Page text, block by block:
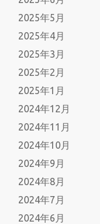
2025年5月
2025年4月
2025年3月
2025年2月
2025年1月
2024年12月
2024年11月
2024年10月
2024年9月
2024年8月
2024年7月
2024年6月